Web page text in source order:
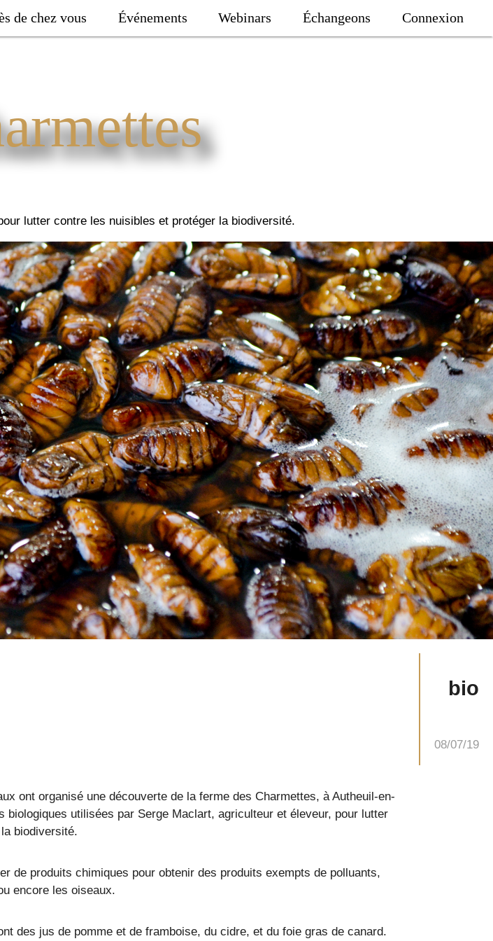
de chez vous Événements Webinars Échangeons Connexion
lutter contre les nuisibles et protéger la biodiversité.
08/07/19
bio
ont organisé une découverte de la ferme des Charmettes, à Autheuil-en-
utilisées par Serge Maclart, agriculteur et éleveur, pour lutter
biodiversité.
de produits chimiques pour obtenir des produits exempts de polluants,
encore les oiseaux.
des jus de pomme et de framboise, du cidre, et du foie gras de canard.